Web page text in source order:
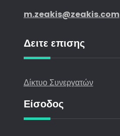
m.zeakis@zeakis.com
Δειτε επισης
Δίκτυο Συνεργατών
Είσοδος